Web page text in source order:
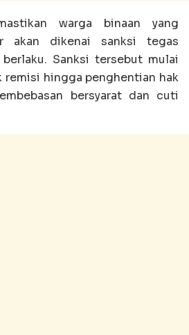
warga binaan yang
akan dikenai sanksi tegas
Sanksi tersebut mulai
remisi hingga penghentian hak
bersyarat dan cuti